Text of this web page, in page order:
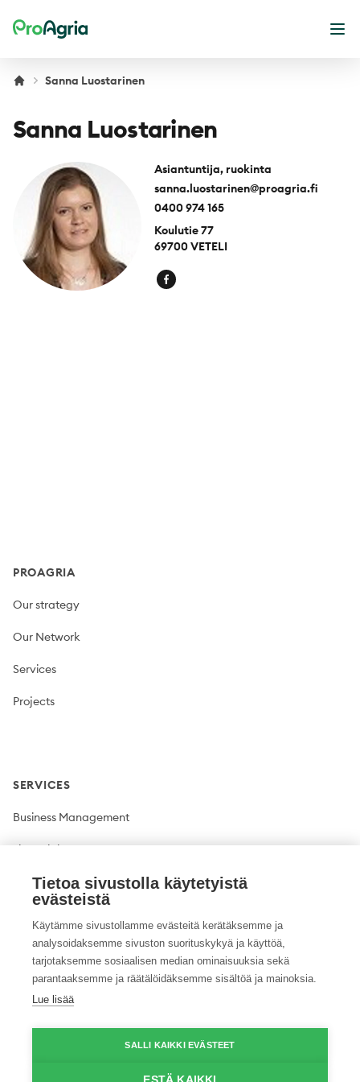
ProAgria
Sanna Luostarinen
Sanna Luostarinen
Asiantuntija, ruokinta
sanna.luostarinen@proagria.fi
0400 974 165
Koulutie 77
69700 VETELI
PROAGRIA
Our strategy
Our Network
Services
Projects
SERVICES
Business Management
Financial Management
Plant production
Climate solutions
Tietoa sivustolla käytetyistä
evästeistä
Käytämme sivustollamme evästeitä kerätäksemme ja
analysoidaksemme sivuston suorituskykyä ja käyttöä,
tarjotaksemme sosiaalisen median ominaisuuksia sekä
parantaaksemme ja räätälöidäksemme sisältöä ja mainoksia.
Lue lisää
SALLI KAIKKI EVÄSTEET